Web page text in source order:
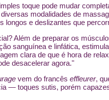
toque pode mudar
modalidades de
longos e deslizantes que
Além de preparar os
sanguínea e linfática,
clara de que é hora de
desacelerar agora."
vem do francês effleurer,
— toques sutis, porém